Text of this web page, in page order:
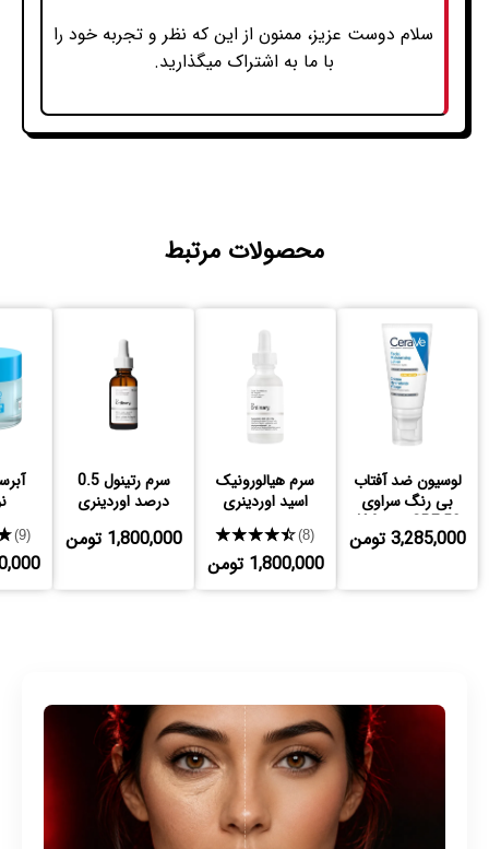
سلام دوست عزیز، ممنون از این که نظر و تجربه خود را
با ما به اشتراک میگذارید.
محصولات مرتبط
لوسیون ضد آفتاب
بی رنگ سراوی
SPF 50 مدل AM
3,285,000 تومن
سرم هیالورونیک
اسید اوردینری
★★★★★(8)
1,800,000 تومن
سرم رتینول 0.5
درصد اوردینری
1,800,000 تومن (9)